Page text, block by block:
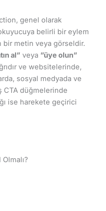
genel olarak
belirli bir eylem
metin veya görseldir.
al” veya ”üye olun”
ve websitelerinde,
sosyal medyada ve
CTA düğmelerinde
ise harekete geçirici